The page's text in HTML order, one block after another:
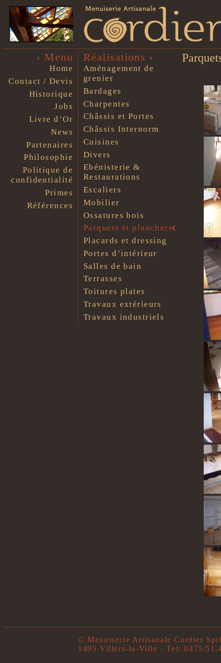
› Menu
Home
Contact / Devis
Historique
Jobs
Livre d’Or
News
Partenaires
Philosophie
Politique de
confidentialité
Primes
Références
Réalisations ‹
Aménagement de
grenier
Bardages
Charpentes
Châssis et Portes
Châssis Internorm
Cuisines
Divers
Ebénisterie &
Restaurations
Escaliers
Mobilier
Ossatures bois
Parquets et planchers
Placards et dressing
Portes d’intérieur
Salles de bain
Terrasses
Toitures plates
Travaux extérieurs
Travaux industriels
© Menuiserie Artisanale Cordier
1495 Villers-la-Ville - Tel: 0475/